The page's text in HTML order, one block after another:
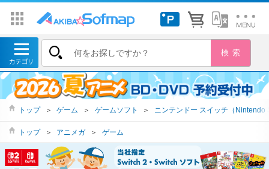
トップ ＞ ゲーム ＞ ゲームソフト ＞ ニンテンドー スイッチ（Nintendo
トップ ＞ アニメガ ＞ ゲーム